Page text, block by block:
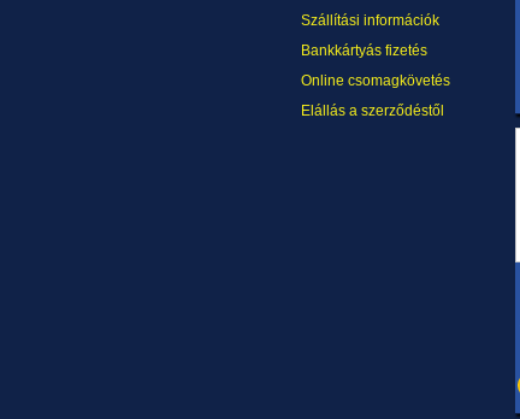
Szállítási információk
Bankkártyás fizetés
Online csomagkövetés
Elállás a szerződéstől